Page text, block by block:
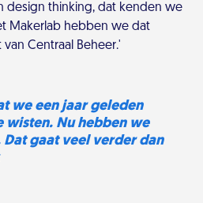
design thinking, dat kenden we
Makerlab hebben we dat
Centraal Beheer.'
we een jaar geleden
wisten. Nu hebben we
Dat gaat veel verder dan